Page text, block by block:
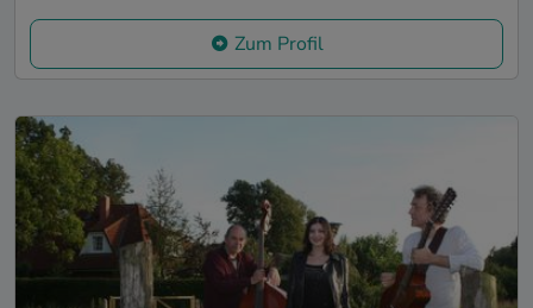
Zum Profil